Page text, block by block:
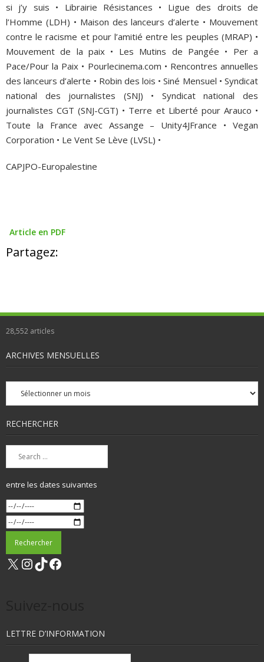
si j’y suis • Librairie Résistances • Ligue des droits de
l’Homme (LDH) • Maison des lanceurs d’alerte • Mouvement
contre le racisme et pour l’amitié entre les peuples (MRAP) •
Mouvement de la paix • Les Mutins de Pangée • Per a
Pace/Pour la Paix • Pourlecinema.com • Rencontres annuelles
des lanceurs d’alerte • Robin des lois • Siné Mensuel • Syndicat
national des journalistes (SNJ) • Syndicat national des
journalistes CGT (SNJ-CGT) • Terre et Liberté pour Arauco •
Toute la France avec Assange – Unity4JFrance • Vegan
Corporation • Le Vent Se Lève (LVSL) •
CAPJPO-Europalestine
Article en PDF
Partagez:
28,552 articles
ARCHIVES MENSUELLES
Archives
mensuelles
RECHERCHER
entre les dates suivantes
X Instagram
TikTok
LETTRE D’INFORMATION